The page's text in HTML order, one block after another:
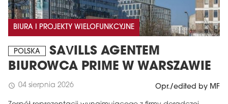
BIURA I PROJEKTY WIELOFUNKCYJNE
POLSKA
SAVILLS AGENTEM
BIUROWCA PRIME W WARSZAWIE
schedule 04 sierpnia 2026 Opr./edited by MF